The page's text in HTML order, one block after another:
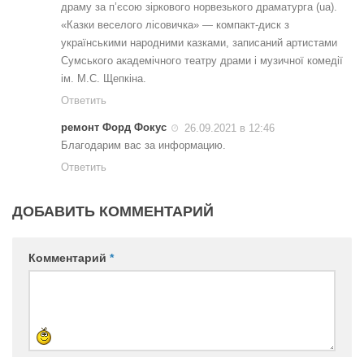
драму за п’єсою зіркового норвезького драматурга (ua).
«Казки веселого лісовичка» — компакт-диск з
українськими народними казками, записаний артистами
Сумського академічного театру драми і музичної комедії
ім. М.С. Щепкіна.
Ответить
ремонт Форд Фокус
26.09.2021 в 12:46
Благодарим вас за информацию.
Ответить
ДОБАВИТЬ КОММЕНТАРИЙ
Комментарий *